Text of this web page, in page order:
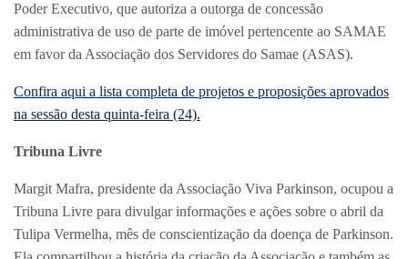
Poder Executivo, que autoriza a outorga de concessão
administrativa de uso de parte de imóvel pertencente ao SAMAE
em favor da Associação dos Servidores do Samae (ASAS).
Confira aqui a lista completa de projetos e proposições aprovados
na sessão desta quinta-feira (24).
Tribuna Livre
Margit Mafra, presidente da Associação Viva Parkinson, ocupou a
Tribuna Livre para divulgar informações e ações sobre o abril da
Tulipa Vermelha, mês de conscientização da doença de Parkinson.